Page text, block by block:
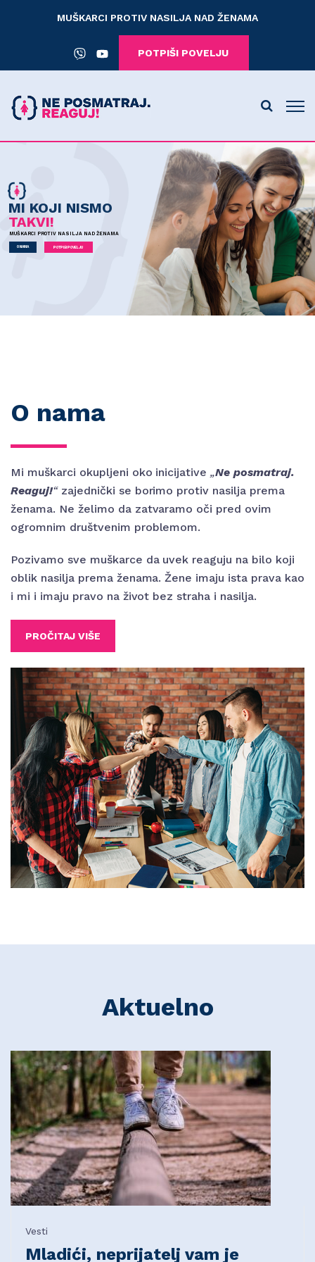
MUŠKARCI PROTIV NASILJA NAD ŽENAMA
POTPIŠI POVELJU
MI KOJI NISMO
TAKVI!
MUŠKARCI PROTIV NASILJA NAD ŽENAMA
POTPIŠI POVELJU
O NAMA
O nama
Mi muškarci okupljeni oko inicijative„Ne posmatraj.
Reaguj!“zajednički se borimo protiv nasilja prema
ženama. Ne želimo da zatvaramo oči pred ovim
ogromnim društvenim problemom.
Pozivamo sve muškarce da uvek reaguju na bilo koji
oblik nasilja prema ženama. Žene imaju ista prava kao
i mi i imaju pravo na život bez straha i nasilja.
PROČITAJ VIŠE
Aktuelno
Vesti
Mladići, neprijatelj vam je